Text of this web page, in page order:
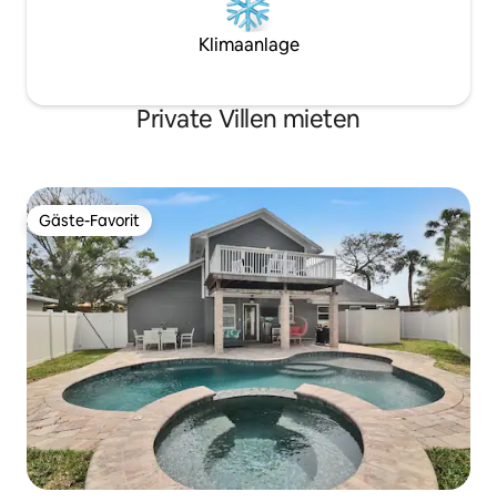
Klimaanlage
Private Villen mieten
Gäste-Favorit
Gäste-Favorit